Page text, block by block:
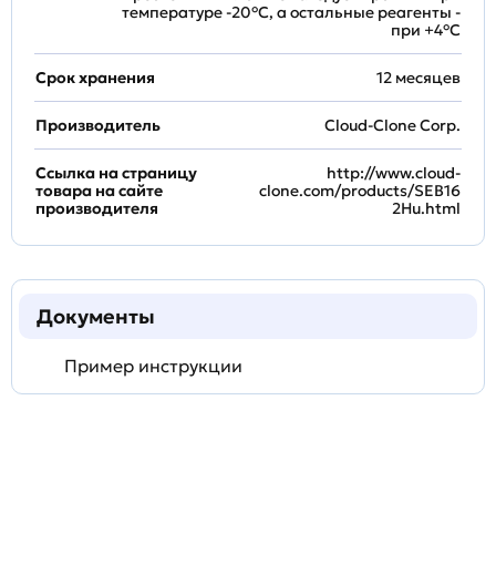
температуре -20°C, а остальные реагенты -
при +4°С
Срок хранения 12 месяцев
Производитель Cloud-Clone Corp.
Ссылка на страницу
товара на сайте
производителя
http://www.cloud-
clone.com/products/SEB16
2Hu.html
Документы
Пример инструкции